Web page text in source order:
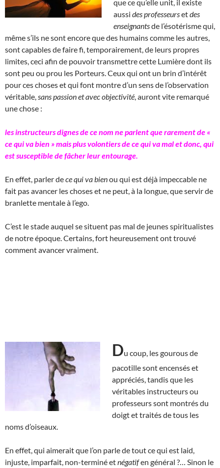
que ce qu’elle unit, il existe
aussi des professeursetdes
enseignantsde l’ésotérisme qui,
même s’ils ne sont encore que des humains comme les autres,
sont capables de faire fi, temporairement, de leurs propres
limites, ceci afin de pouvoir transmettre cette Lumière dont ils
sont peu ou prou les Porteurs. Ceux qui ont un brin d’intérêt
pour ces choses et qui font montre d’un sens de l’observation
véritable, sans passion et avec objectivité , auront vite remarqué
une chose :
les instructeurs dignes de ce nom ne parlent que rarement de «
ce qui va bien » mais plus volontiers de ce qui va mal et donc, qui
est susceptible de fâcher leur entourage.
En effet, parler dece qui va bienou qui est déjà impeccable ne
fait pas avancer les choses et ne peut, à la longue, que servir de
branlette mentale à l’ego.
C’est le stade auquel se situent pas mal de jeunes spiritualistes
de notre époque. Certains, fort heureusement ont trouvé
comment avancer vraiment.
Du coup, les gourous de
pacotille sont encensés et
appréciés, tandis que les
véritables instructeurs ou
professeurs sont montrés du
doigt et traités de tous les
noms d’oiseaux.
En effet, qui aimerait que l’on parle de tout ce qui est laid,
injuste, imparfait, non-terminé etnégatifen général ?… Sinon le